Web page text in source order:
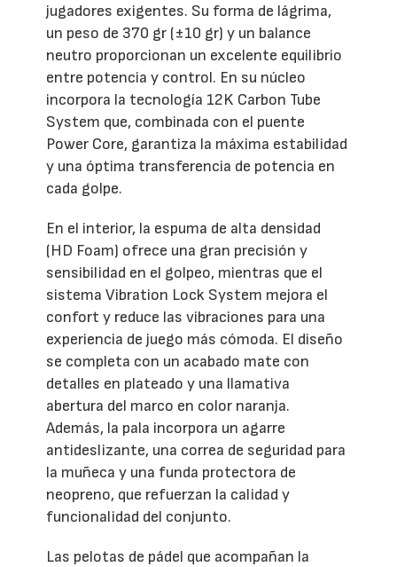
jugadores exigentes. Su forma de lágrima,
un peso de 370 gr (±10 gr) y un balance
neutro proporcionan un excelente equilibrio
entre potencia y control. En su núcleo
incorpora la tecnología 12K Carbon Tube
System que, combinada con el puente
Power Core, garantiza la máxima estabilidad
y una óptima transferencia de potencia en
cada golpe.
En el interior, la espuma de alta densidad
(HD Foam) ofrece una gran precisión y
sensibilidad en el golpeo, mientras que el
sistema Vibration Lock System mejora el
confort y reduce las vibraciones para una
experiencia de juego más cómoda. El diseño
se completa con un acabado mate con
detalles en plateado y una llamativa
abertura del marco en color naranja.
Además, la pala incorpora un agarre
antideslizante, una correa de seguridad para
la muñeca y una funda protectora de
neopreno, que refuerzan la calidad y
funcionalidad del conjunto.
Las pelotas de pádel que acompañan la